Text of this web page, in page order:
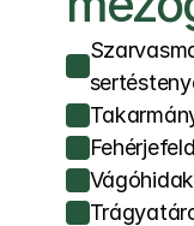
Mobil
panaszok
anyag
Vágóhidak